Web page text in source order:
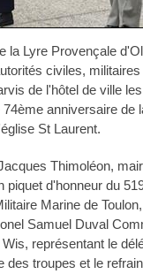
la Lyre Provençale
civiles,
de l'hôtel de ville
anniversaire de
St Laurent.
Thimoléon,
piquet d'honneur du
Marine de
Samuel Duval
représentant le
des troupes et le